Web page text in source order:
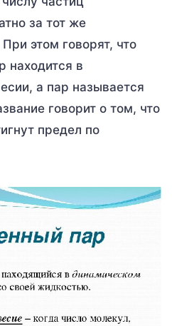
за тот же
этом говорят, что
находится в
а пар называется
говорит о том, что
предел по